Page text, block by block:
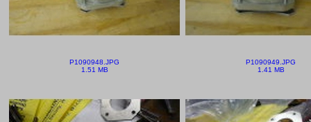
P1090948.JPG
1.51 MB
P1090949.JPG
1.41 MB